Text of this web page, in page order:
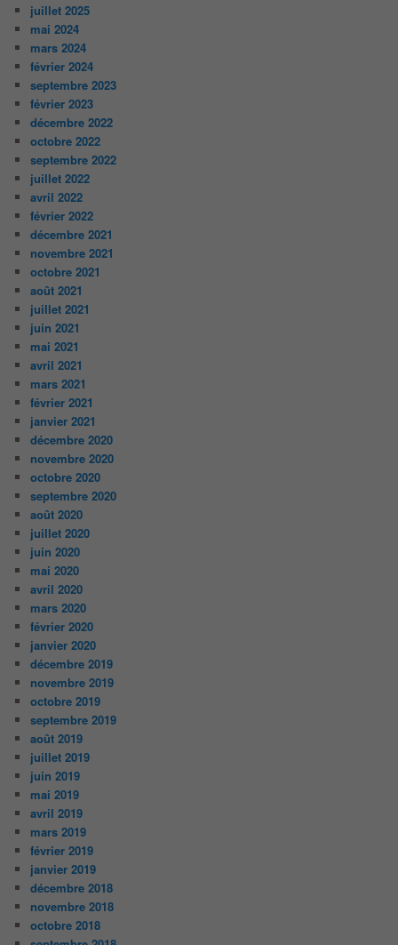
juillet 2025
mai 2024
mars 2024
février 2024
septembre 2023
février 2023
décembre 2022
octobre 2022
septembre 2022
juillet 2022
avril 2022
février 2022
décembre 2021
novembre 2021
octobre 2021
août 2021
juillet 2021
juin 2021
mai 2021
avril 2021
mars 2021
février 2021
janvier 2021
décembre 2020
novembre 2020
octobre 2020
septembre 2020
août 2020
juillet 2020
juin 2020
mai 2020
avril 2020
mars 2020
février 2020
janvier 2020
décembre 2019
novembre 2019
octobre 2019
septembre 2019
août 2019
juillet 2019
juin 2019
mai 2019
avril 2019
mars 2019
février 2019
janvier 2019
décembre 2018
novembre 2018
octobre 2018